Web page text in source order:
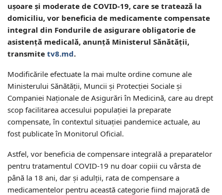
uşoare şi moderate de COVID-19, care se tratează la
domiciliu, vor beneficia de medicamente compensate
integral din Fondurile de asigurare obligatorie de
asistenţă medicală, anunță Ministerul Sănătății,
transmite tv8.md.
Modificările efectuate la mai multe ordine comune ale
Ministerului Sănătăţii, Muncii şi Protecţiei Sociale şi
Companiei Naţionale de Asigurări în Medicină, care au drept
scop facilitarea accesului populației la preparate
compensate, în contextul situației pandemice actuale, au
fost publicate în Monitorul Oficial.
Astfel, vor beneficia de compensare integrală a preparatelor
pentru tratamentul COVID-19 nu doar copiii cu vârsta de
până la 18 ani, dar și adulții, rata de compensare a
medicamentelor pentru această categorie fiind majorată de